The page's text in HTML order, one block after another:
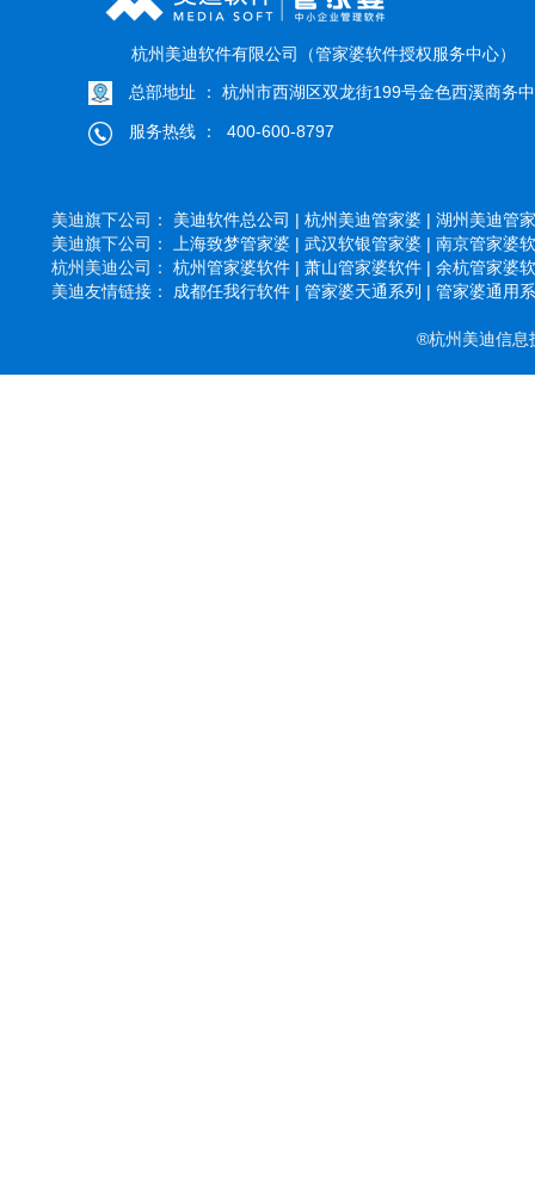
杭州美迪软件有限公司（管家婆软件授权服务中心）
总部地址 ： 杭州市西湖区双龙街199号金色西溪商务
服务热线 ： 400-600-8797
美迪旗下公司： 美迪软件总公司 | 杭州美迪管家婆 | 湖州美迪管
美迪旗下公司：
上海致梦管家婆 | 武汉软银管家婆 | 南京管家婆
杭州美迪公司： 杭州管家婆软件 | 萧山管家婆软件 | 余杭管家婆
美迪友情链接： 成都任我行软件 | 管家婆天通系列 | 管家婆通用
®杭州美迪信息